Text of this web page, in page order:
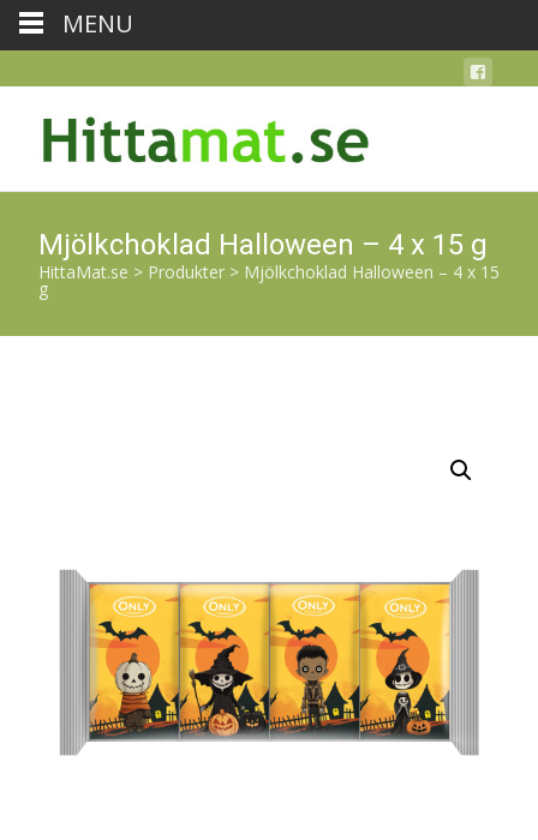
Mjölkchoklad Halloween – 4 x 15 g
HittaMat.se > Produkter > Mjölkchoklad Halloween – 4 x 15
g
MENU